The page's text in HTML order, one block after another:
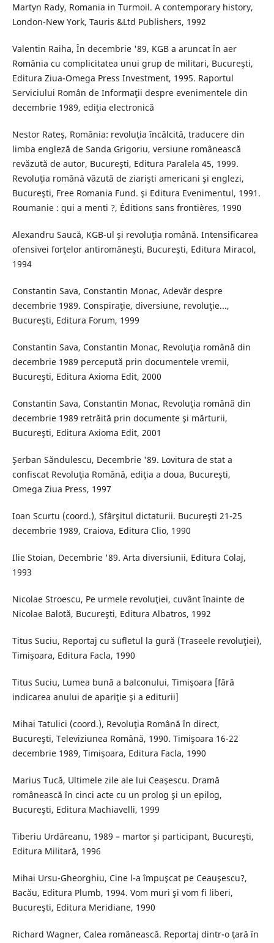
Martyn Rady, Romania in Turmoil. A contemporary history,
London-New York, Tauris &Ltd Publishers, 1992
Valentin Raiha, În decembrie '89, KGB a aruncat în aer
România cu complicitatea unui grup de militari, Bucureşti,
Editura Ziua-Omega Press Investment, 1995. Raportul
Serviciului Român de Informaţii despre evenimentele din
decembrie 1989, ediţia electronică
Nestor Rateş, România: revoluţia încâlcită, traducere din
limba engleză de Sanda Grigoriu, versiune românească
revăzută de autor, Bucureşti, Editura Paralela 45, 1999.
Revoluţia română văzută de ziarişti americani şi englezi,
Bucureşti, Free Romania Fund. şi Editura Evenimentul, 1991.
Roumanie : qui a menti ?, Éditions sans frontières, 1990
Alexandru Saucă, KGB-ul şi revoluţia română. Intensificarea
ofensivei forţelor antiromâneşti, Bucureşti, Editura Miracol,
1994
Constantin Sava, Constantin Monac, Adevăr despre
decembrie 1989. Conspiraţie, diversiune, revoluţie...,
Bucureşti, Editura Forum, 1999
Constantin Sava, Constantin Monac, Revoluţia română din
decembrie 1989 percepută prin documentele vremii,
Bucureşti, Editura Axioma Edit, 2000
Constantin Sava, Constantin Monac, Revoluţia română din
decembrie 1989 retrăită prin documente şi mărturii,
Bucureşti, Editura Axioma Edit, 2001
Şerban Săndulescu, Decembrie '89. Lovitura de stat a
confiscat Revoluţia Română, ediţia a doua, Bucureşti,
Omega Ziua Press, 1997
Ioan Scurtu (coord.), Sfârşitul dictaturii. Bucureşti 21-25
decembrie 1989, Craiova, Editura Clio, 1990
Ilie Stoian, Decembrie '89. Arta diversiunii, Editura Colaj,
1993
Nicolae Stroescu, Pe urmele revoluţiei, cuvânt înainte de
Nicolae Balotă, Bucureşti, Editura Albatros, 1992
Titus Suciu, Reportaj cu sufletul la gură (Traseele revoluţiei),
Timişoara, Editura Facla, 1990
Titus Suciu, Lumea bună a balconului, Timişoara [fără
indicarea anului de apariţie şi a editurii]
Mihai Tatulici (coord.), Revoluţia Română în direct,
Bucureşti, Televiziunea Română, 1990. Timişoara 16-22
decembrie 1989, Timişoara, Editura Facla, 1990
Marius Tucă, Ultimele zile ale lui Ceaşescu. Dramă
românească în cinci acte cu un prolog şi un epilog,
Bucureşti, Editura Machiavelli, 1999
Tiberiu Urdăreanu, 1989 – martor şi participant, Bucureşti,
Editura Militară, 1996
Mihai Ursu-Gheorghiu, Cine l-a împuşcat pe Ceauşescu?,
Bacău, Editura Plumb, 1994. Vom muri şi vom fi liberi,
Bucureşti, Editura Meridiane, 1990
Richard Wagner, Calea românească. Reportaj dintr-o ţară în